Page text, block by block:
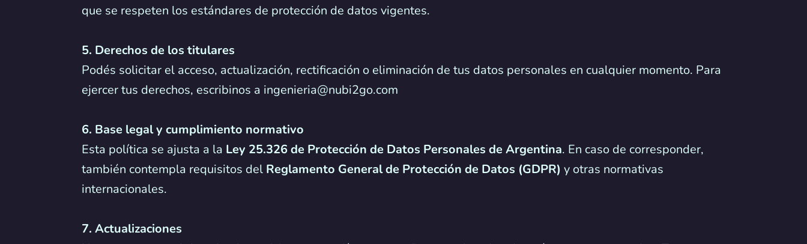
que se respeten los estándares de protección de datos vigentes.
5. Derechos de los titulares
Podés solicitar el acceso, actualización, rectificación o eliminación de tus datos personales en cualquier momento. Para
ejercer tus derechos, escribinos a ingenieria@nubi2go.com
6. Base legal y cumplimiento normativo
Esta política se ajusta a la Ley 25.326 de Protección de Datos Personales de Argentina. En caso de corresponder,
también contempla requisitos del Reglamento General de Protección de Datos (GDPR) y otras normativas
internacionales.
7. Actualizaciones